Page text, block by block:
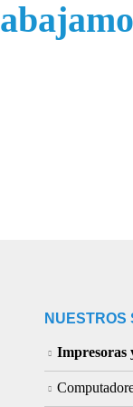
NUESTROS
Impresoras